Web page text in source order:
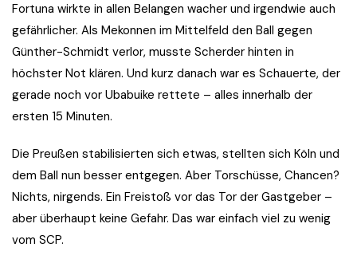
Fortuna wirkte in allen Belangen wacher und irgendwie auch
gefährlicher. Als Mekonnen im Mittelfeld den Ball gegen
Günther-Schmidt verlor, musste Scherder hinten in
höchster Not klären. Und kurz danach war es Schauerte, der
gerade noch vor Ubabuike rettete – alles innerhalb der
ersten 15 Minuten.
Die Preußen stabilisierten sich etwas, stellten sich Köln und
dem Ball nun besser entgegen. Aber Torschüsse, Chancen?
Nichts, nirgends. Ein Freistoß vor das Tor der Gastgeber –
aber überhaupt keine Gefahr. Das war einfach viel zu wenig
vom SCP.